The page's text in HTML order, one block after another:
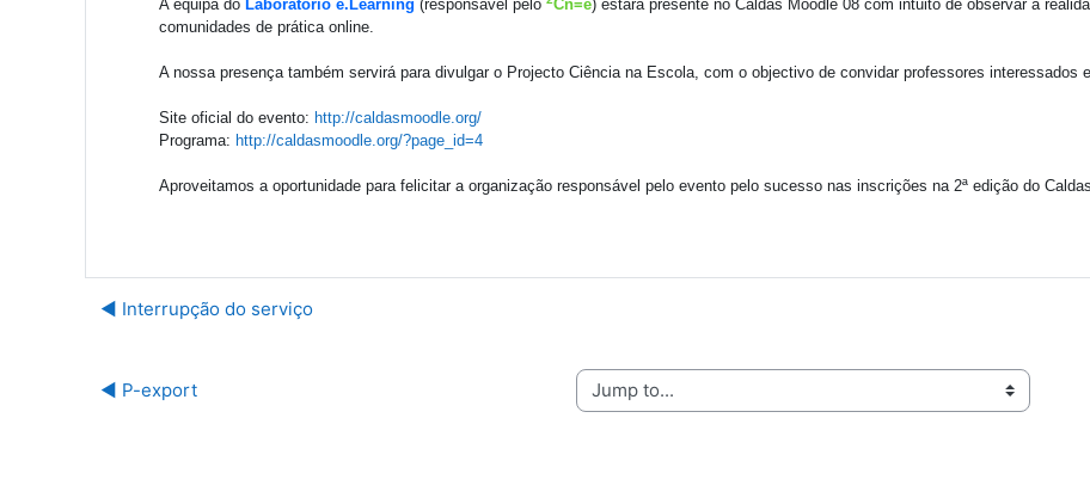
A equipa do Laboratório e.Learning (responsável pelo Cn=e) estará presente no Caldas Moodle 08 com intuito de observar a
comunidades de prática online.
A nossa presença também servirá para divulgar o Projecto Ciência na Escola, com o objectivo de convidar professores interessados
Site oficial do evento: http://caldasmoodle.org/
Programa: http://caldasmoodle.org/?page_id=4
Aproveitamos a oportunidade para felicitar a organização responsável pelo evento pelo sucesso nas inscrições na 2ª edição do
◀︎ Interrupção do serviço
◀︎ P-export Jump to...